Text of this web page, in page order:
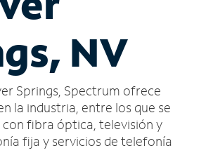
NV
Springs, Spectrum ofrece
la industria, entre los que se
fibra óptica, televisión y
fija y servicios de telefonía